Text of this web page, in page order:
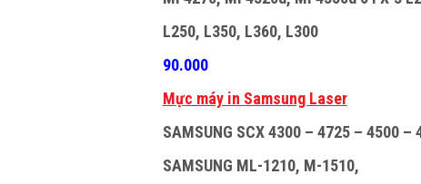
L250, L350, L360, L300
90.000
Mực máy in Samsung Laser
SAMSUNG SCX 4300 – 4725 – 4500 –
SAMSUNG ML-1210, M-1510,